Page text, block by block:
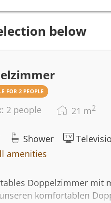
below
FOR 2 PEOPLE
2 people 21 m2
Shower
amenities
Doppelzimmer mit
komfortablen